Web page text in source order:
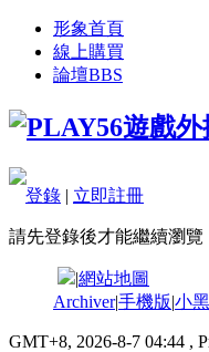
形象首頁
線上購買
論壇BBS
登錄 | 立即註冊
請先登錄後才能繼續瀏覽
|網站地圖
Archiver|手機版|小
GMT+8, 2026-8-7 04:44 ,